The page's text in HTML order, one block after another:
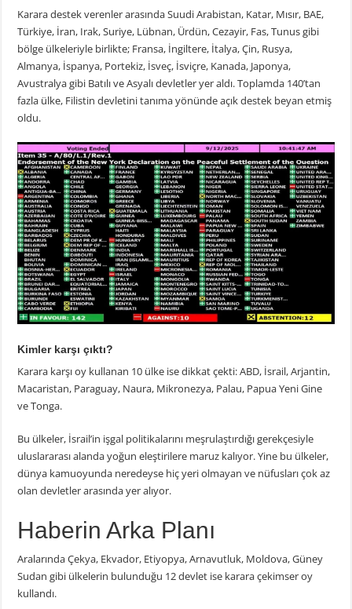
Karara destek verenler arasında Suudi Arabistan, Katar, Mısır, BAE,
Türkiye, İran, Irak, Suriye, Lübnan, Ürdün, Cezayir, Fas, Tunus gibi
bölge ülkeleriyle birlikte; Fransa, İngiltere, İtalya, Çin, Rusya,
Almanya, İspanya, Portekiz, İsveç, İsviçre, Kanada, Japonya,
Avustralya gibi Batılı ve Asyalı devletler yer aldı. Toplamda 140’tan
fazla ülke, Filistin devletini tanıma yönünde açık destek beyan etmiş
oldu.
Kimler karşı çıktı?
Karara karşı oy kullanan 10 ülke ise dikkat çekti: ABD, İsrail, Arjantin,
Macaristan, Paraguay, Naura, Mikronezya, Palau, Papua Yeni Gine
ve Tonga.
Bu ülkeler, İsrail’in işgal politikalarını meşrulaştırdığı gerekçesiyle
uluslararası alanda yoğun eleştirilere maruz kalıyor. Yine bu ülkeler,
dünya kamuoyunda neredeyse hiç yeri olmayan ve nüfusları çok az
olan devletler arasında yer alıyor.
Haberin Arka Planı
Aralarında Çekya, Ekvador, Etiyopya, Arnavutluk, Moldova, Güney
Sudan gibi ülkelerin bulunduğu 12 devlet ise karara çekimser oy
kullandı.